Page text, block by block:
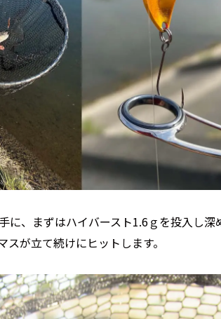
に、まずはハイバースト1.6ｇを投入し深
が立て続けにヒットします。